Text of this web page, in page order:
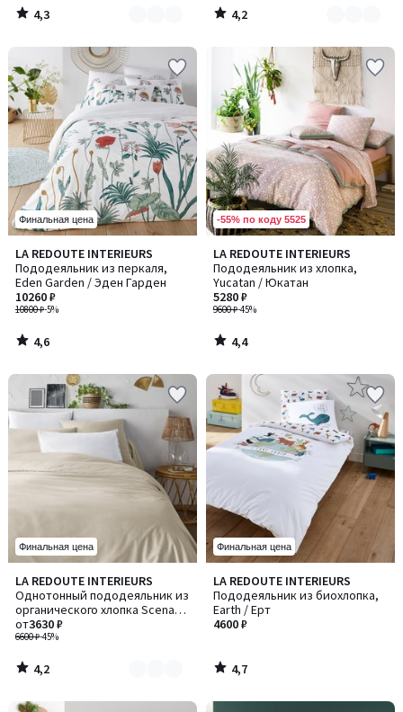
4,3
/
4,2
/
Финальная цена
LA REDOUTE INTERIEURS
Пододеяльник из перкаля,
Eden Garden / Эден Гарден
10800 ₽-5%
10260 ₽
4,6
/ 5
4,6
/
-55% по коду 5525
LA REDOUTE INTERIEURS
Пододеяльник из хлопка,
Yucatan / Юкатан
9600 ₽-45%
5280 ₽
4,4
/ 5
4,4
/
Финальная цена
LA REDOUTE INTERIEURS
Однотонный пододеяльник из
органического хлопка Scenario
/ Сценарио
6600 ₽-45%
от3630 ₽
4,2
/ 5
Количество
цветов:
6
4,2
/
Финальная цена
LA REDOUTE INTERIEURS
Пододеяльник из биохлопка,
Earth / Ерт
4600 ₽
4,7
/ 5
4,7
/